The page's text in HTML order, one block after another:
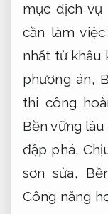
mục dịch vụ
cần làm
nhất từ khâu
phương án,
thi công
Bền vững lâu
đập phá,
sơn sửa,
Công năng